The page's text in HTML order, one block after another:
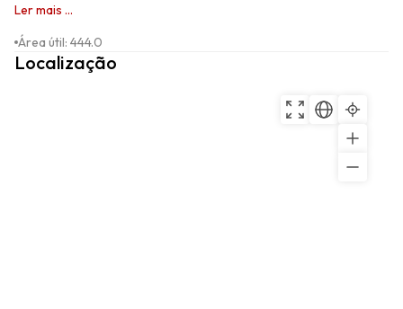
Ler mais ...
Área útil: 444.0
Localização